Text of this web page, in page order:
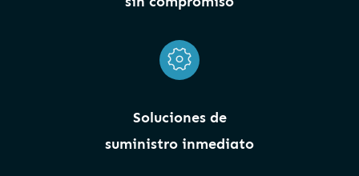
Soluciones de
suministro inmediato